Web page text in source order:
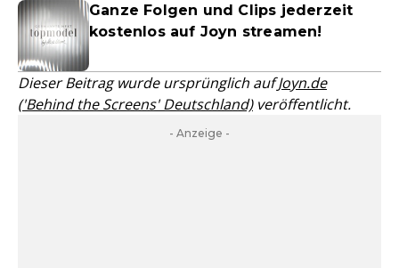
Ganze Folgen und Clips jederzeit
kostenlos auf Joyn streamen!
Dieser Beitrag wurde ursprünglich aufJoyn.de
('Behind the Screens' Deutschland)veröffentlicht.
- Anzeige -